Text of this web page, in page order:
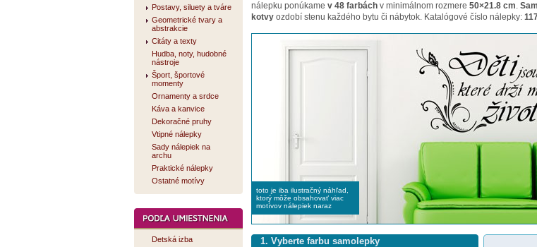
Postavy, siluety a tváre
Geometrické tvary a
abstrakcie
Citáty a texty
Hudba, noty, hudobné
nástroje
Šport, športové
momenty
Ornamenty a srdce
Káva a kanvice
Dekoračné pruhy
Vtipné nálepky
Sady nálepiek na
archu
Praktické nálepky
Ostatné motívy
Detská izba
nálepku ponúkame v 48 farbách v minimálnom rozmere 50×21.8 cm.
kotvy ozdobí stenu každého bytu či nábytok. Katalógové číslo nálepky:
toto je iba ilustračný náhľad,
ktorý môže obsahovať viac
motívov nálepiek naraz
1. Vyberte farbu samolepky